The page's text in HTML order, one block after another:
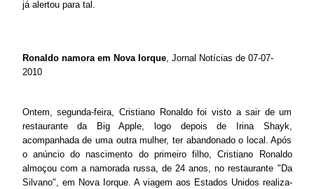
já alertou para tal.
Ronaldo namora em Nova Iorque, Jornal Notícias de 07-07-
2010
Ontem, segunda-feira, Cristiano Ronaldo foi visto a sair de um
restaurante da Big Apple, logo depois de Irina Shayk,
acompanhada de uma outra mulher, ter abandonado o local. Após
o anúncio do nascimento do primeiro filho, Cristiano Ronaldo
almoçou com a namorada russa, de 24 anos, no restaurante "Da
Silvano", em Nova Iorque. A viagem aos Estados Unidos realiza-